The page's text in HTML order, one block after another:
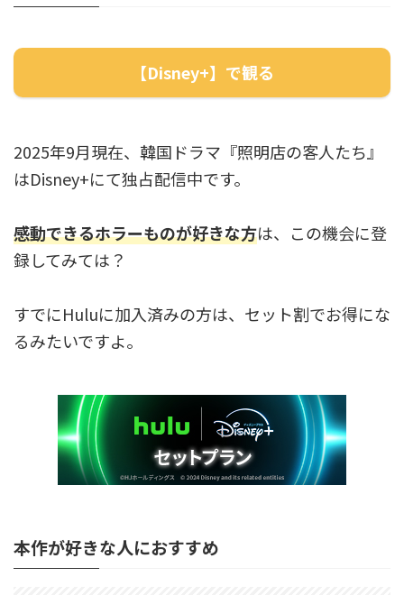
【Disney+】で観る
2025年9月現在、韓国ドラマ『照明店の客人たち』
はDisney+にて独占配信中です。
感動できるホラーものが好きな方は、この機会に登
録してみては？
すでにHuluに加入済みの方は、セット割でお得にな
るみたいですよ。
本作が好きな人におすすめ